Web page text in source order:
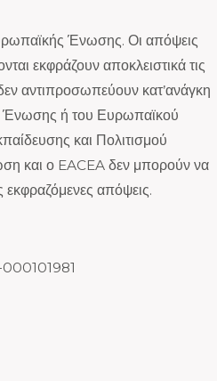
Ένωσης. Οι απόψεις
εκφράζουν αποκλειστικά τις
αντιπροσωπεύουν κατ’ανάγκη
Ένωσης ή του Ευρωπαϊκού
και Πολιτισμού
και ο EACEA δεν μπορούν να
εκφραζόμενες απόψεις.